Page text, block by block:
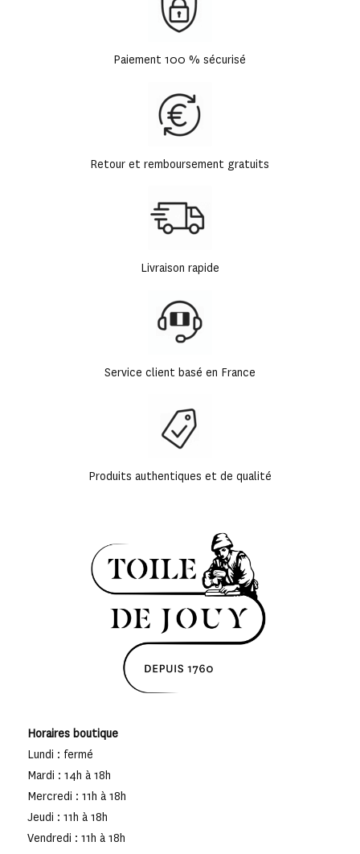
Paiement 100 % sécurisé
Retour et remboursement gratuits
Livraison rapide
Service client basé en France
Produits authentiques et de qualité
Horaires boutique
Lundi : fermé
Mardi : 14h à 18h
Mercredi : 11h à 18h
Jeudi : 11h à 18h
Vendredi : 11h à 18h